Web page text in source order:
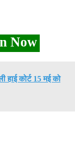
Now
हाई कोर्ट 15 मई को